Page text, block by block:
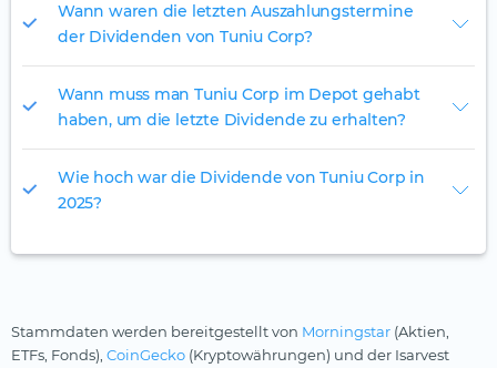
Wann waren die letzten Auszahlungstermine
der Dividenden von Tuniu Corp?
Wann muss man Tuniu Corp im Depot gehabt
haben, um die letzte Dividende zu erhalten?
Wie hoch war die Dividende von Tuniu Corp in
2025?
Stammdaten werden bereitgestellt von Morningstar (Aktien,
ETFs, Fonds), CoinGecko (Kryptowährungen) und der Isarvest